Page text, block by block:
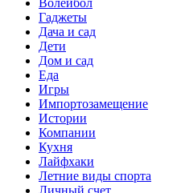
Гаджеты
Дача и сад
Дети
Дом и сад
Еда
Игры
Импортозамещение
Истории
Компании
Кухня
Лайфхаки
Летние виды спорта
Личный счет